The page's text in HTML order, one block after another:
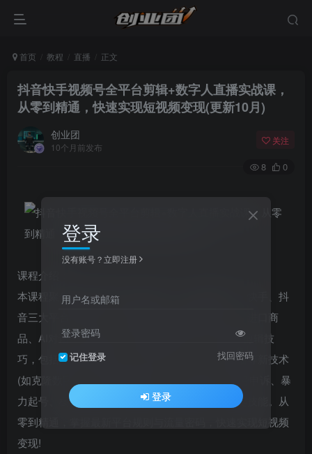
首页 教程 直播 正文
抖音快手视频号全平台剪辑+数字人直播实战课，
从零到精通，快速实现短视频变现(更新10月)​
创业团
10个月前发布
关注
8 0
课程介绍：
本课程聚焦短视频运营全链路实战，涵盖​​视频号、快手、抖
音​​三大平台核心玩法：剪辑实操​​：覆盖老年生活、进口商
品、AI对话、美食口播、健身器材等20+热门赛道剪辑技
巧，包括爆款文案改写、数字人制作、半无人直播等新技术
(如克隆数字人、聚宝盆图文玩法); ​​运营进阶​​：账号申诉、暴
力起号、橱窗开通、多账号管理、直播投流等关键技能。从
零到精通，掌握最新平台规则与流量密码，快速实现短视频
变现!​​
登录
没有账号？立即注册
用户名或邮箱
登录密码
记住登录 找回密码
登录